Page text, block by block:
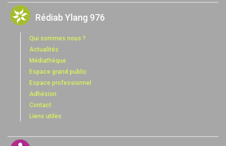
Rédiab Ylang 976
Qui sommes nous ?
Actualités
Médiathèque
Espace grand public
Espace professionnel
Adhésion
Contact
Liens utiles